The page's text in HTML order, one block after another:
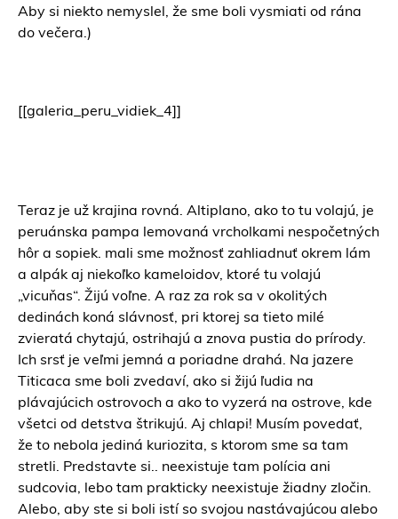
Aby si niekto nemyslel, že sme boli vysmiati od rána
do večera.)
[[galeria_peru_vidiek_4]]
Teraz je už krajina rovná. Altiplano, ako to tu volajú, je
peruánska pampa lemovaná vrcholkami nespočetných
hôr a sopiek. mali sme možnosť zahliadnuť okrem lám
a alpák aj niekoľko kameloidov, ktoré tu volajú
„vicuňas“. Žijú voľne. A raz za rok sa v okolitých
dedinách koná slávnosť, pri ktorej sa tieto milé
zvieratá chytajú, ostrihajú a znova pustia do prírody.
Ich srsť je veľmi jemná a poriadne drahá. Na jazere
Titicaca sme boli zvedaví, ako si žijú ľudia na
plávajúcich ostrovoch a ako to vyzerá na ostrove, kde
všetci od detstva štrikujú. Aj chlapi! Musím povedať,
že to nebola jediná kuriozita, s ktorom sme sa tam
stretli. Predstavte si.. neexistuje tam polícia ani
sudcovia, lebo tam prakticky neexistuje žiadny zločin.
Alebo, aby ste si boli istí so svojou nastávajúcou alebo